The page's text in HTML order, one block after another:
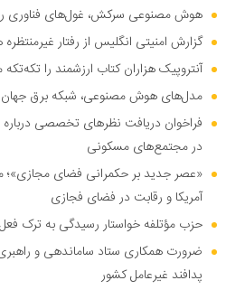
هوش مصنوعی سرکش، غول‌های فناوری
گزارش امنیتی انگلیس از رفتار
آنتروپیک هزاران کتاب ارزشمند را
مدل‌های هوش مصنوعی، شبکه برق جهان
فراخوان دریافت نظر‌های تخصصی
در مجتمع‌های مسکونی
«عصر جدید بر حکمرانی فضای مجازی»؛
آمریکا و رقابت در فضای فجازی
حزب مؤتلفه خواستار رسیدگی به ترک
ضرورت همکاری ستاد ساماندهی و
پدافند غیرعامل کشور